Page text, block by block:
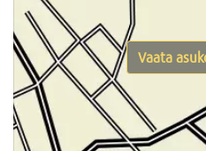
Vaata